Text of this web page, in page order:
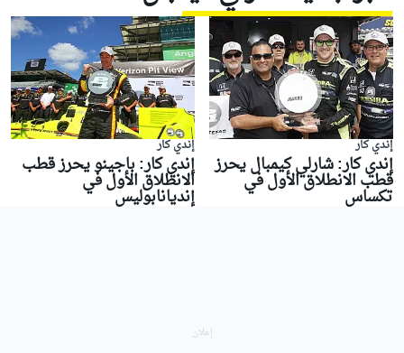
إندي كار
إندي كار: شارلي كيمبال يحرز
قطب الانطلاق الأول في
تكساس
إندي كار
إندي كار: باجينو يحرز قطب
الانطلاق الأول في
إنديانابوليس